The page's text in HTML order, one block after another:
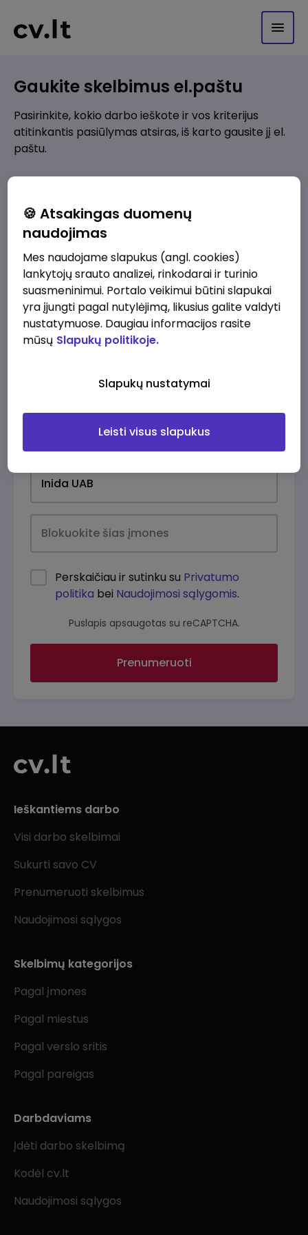
Gaukite skelbimus el.paštu
Pasirinkite, kokio darbo ieškote ir vos kriterijus
atitinkantis pasiūlymas atsiras, iš karto gausite jį el.
paštu.
Pridėti naują
Kokios srities darbo pasiūlymai jus domina?
Pridėti naują
Perskaičiau ir sutinku su Privatumo
politika bei Naudojimosi sąlygomis.
Puslapis apsaugotas su reCAPTCHA.
Prenumeruoti
Ieškantiems darbo
Visi darbo skelbimai
Sukurti savo CV
Prenumeruoti skelbimus
Naudojimosi sąlygos
Skelbimų kategorijos
Pagal įmones
Pagal miestus
Pagal verslo sritis
Pagal pareigas
Darbdaviams
Įdėti darbo skelbimą
Kodėl cv.lt
Naudojimosi sąlygos
🍪 Atsakingas duomenų
naudojimas
Mes naudojame slapukus (angl. cookies)
lankytojų srauto analizei, rinkodarai ir turinio
suasmeninimui. Portalo veikimui būtini slapukai
yra įjungti pagal nutylėjimą, likusius galite valdyti
nustatymuose. Daugiau informacijos rasite
mūsų Slapukų politikoje.
Slapukų nustatymai
Leisti visus slapukus